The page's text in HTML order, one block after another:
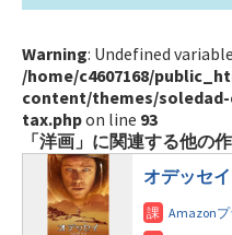
Warning: Undefined
/home/c4607168/
content/themes/
tax.phpon line 93
「洋画」に関連する他の
オデッセイ